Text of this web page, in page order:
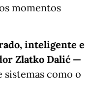
momentos
inteligente e
Zlatko Dalić —
como o